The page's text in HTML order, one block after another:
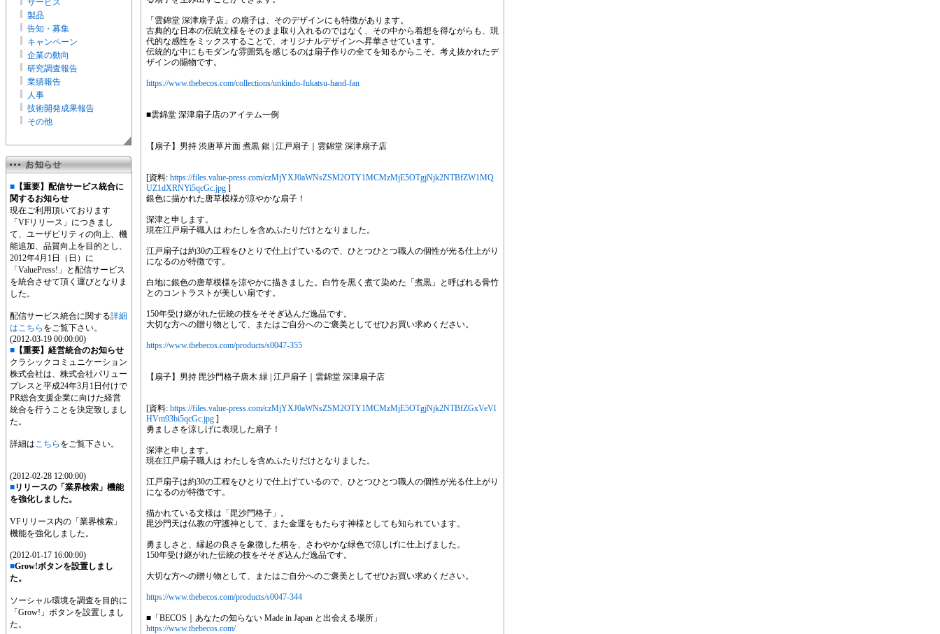
サービス
製品
告知・募集
キャンペーン
企業の動向
研究調査報告
業績報告
人事
技術開発成果報告
その他
■ 【重要】配信サービス統合に
関するお知らせ
現在ご利用頂いております
「VFリリース」につきまし
て、ユーザビリティの向上、機
能追加、品質向上を目的とし、
2012年4月1日（日）に
「ValuePress!」と配信サービス
を統合させて頂く運びとなりま
した。
配信サービス統合に関する詳細
はこちら をご覧下さい。
(2012-03-19 00:00:00)
■ 【重要】経営統合のお知らせ
クラシックコミュニケーション
株式会社は、株式会社バリュー
プレスと平成24年3月1日付けで
PR総合支援企業に向けた経営
統合を行うことを決定致しまし
た。
詳細はこちら をご覧下さい。
(2012-02-28 12:00:00)
■リリースの「業界検索」機能
を強化しました。
VFリリース内の「業界検索」
機能を強化しました。
(2012-01-17 16:00:00)
■Grow!ボタンを設置しまし
た。
ソーシャル環境を調査を目的に
「Grow!」ボタンを設置しまし
た。
「雲錦堂 深津扇子店」の扇子は、そのデザインにも特徴があります。
古典的な日本の伝統文様をそのまま取り入れるのではなく、その中から着想を得ながらも、現
代的な感性をミックスすることで、オリジナルデザインへ昇華させています。
伝統的な中にもモダンな雰囲気を感じるのは扇子作りの全てを知るからこそ。考え抜かれたデ
ザインの賜物です。
https://www.thebecos.com/collections/unkindo-fukatsu-hand-fan
■雲錦堂 深津扇子店のアイテム一例
【扇子】男持 渋唐草片面 煮黒 銀 | 江戸扇子｜雲錦堂 深津扇子店
[資料: https://files.value-press.com/czMjYXJ0aWNsZSM2OTY1MCMzMjE5OTgjNjk2NTBfZW1MQ
UZ1dXRNYi5qcGc.jpg ]
銀色に描かれた唐草模様が涼やかな扇子！
深津と申します。
現在江戸扇子職人は わたしを含めふたりだけとなりました。
江戸扇子は約30の工程をひとりで仕上げているので、ひとつひとつ職人の個性が光る仕上がり
になるのが特徴です。
白地に銀色の唐草模様を涼やかに描きました。白竹を黒く煮て染めた「煮黒」と呼ばれる骨竹
とのコントラストが美しい扇です。
150年受け継がれた伝統の技をそそぎ込んだ逸品です。
大切な方への贈り物として、またはご自分へのご褒美としてぜひお買い求めください。
https://www.thebecos.com/products/s0047-355
【扇子】男持 毘沙門格子唐木 緑 | 江戸扇子｜雲錦堂 深津扇子店
[資料: https://files.value-press.com/czMjYXJ0aWNsZSM2OTY1MCMzMjE5OTgjNjk2NTBfZGxVeVl
HVm93bi5qcGc.jpg ]
勇ましさを涼しげに表現した扇子！
深津と申します。
現在江戸扇子職人は わたしを含めふたりだけとなりました。
江戸扇子は約30の工程をひとりで仕上げているので、ひとつひとつ職人の個性が光る仕上がり
になるのが特徴です。
描かれている文様は「毘沙門格子」。
毘沙門天は仏教の守護神として、また金運をもたらす神様としても知られています。
勇ましさと、縁起の良さを象徴した柄を、さわやかな緑色で涼しげに仕上げました。
150年受け継がれた伝統の技をそそぎ込んだ逸品です。
大切な方への贈り物として、またはご自分へのご褒美としてぜひお買い求めください。
https://www.thebecos.com/products/s0047-344
■「BECOS｜あなたの知らない Made in Japan と出会える場所」
https://www.thebecos.com/